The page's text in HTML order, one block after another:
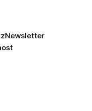
Newsletter